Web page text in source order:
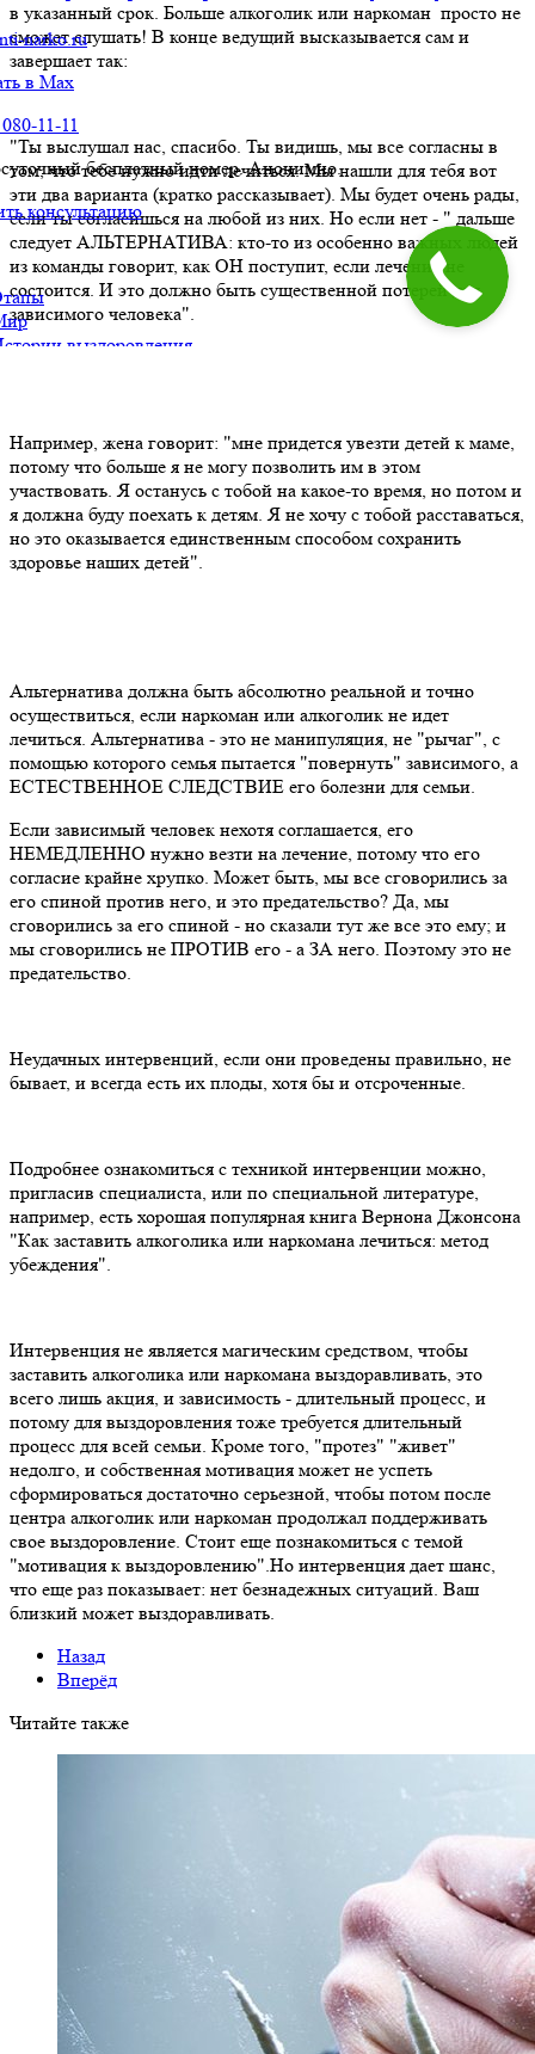
в указанный срок. Больше алкоголик или наркоман просто не
сможет слушать! В конце ведущий высказывается сам и
завершает так:
"Ты выслушал нас, спасибо. Ты видишь, мы все согласны в
том, что тебе нужно идти лечиться. Мы нашли для тебя вот
эти два варианта (кратко рассказывает). Мы будет очень рады,
если ты согласишься на любой из них. Но если нет - " дальше
следует АЛЬТЕРНАТИВА: кто-то из особенно важных людей
из команды говорит, как ОН поступит, если лечение не
состоится. И это должно быть существенной потерей для
зависимого человека".
Например, жена говорит: "мне придется увезти детей к маме,
потому что больше я не могу позволить им в этом
участвовать. Я останусь с тобой на какое-то время, но потом и
я должна буду поехать к детям. Я не хочу с тобой расставаться,
но это оказывается единственным способом сохранить
здоровье наших детей".
Альтернатива должна быть абсолютно реальной и точно
осуществиться, если наркоман или алкоголик не идет
лечиться. Альтернатива - это не манипуляция, не "рычаг", с
помощью которого семья пытается "повернуть" зависимого, а
ЕСТЕСТВЕННОЕ СЛЕДСТВИЕ его болезни для семьи.
Если зависимый человек нехотя соглашается, его
НЕМЕДЛЕННО нужно везти на лечение, потому что его
согласие крайне хрупко. Может быть, мы все сговорились за
его спиной против него, и это предательство? Да, мы
сговорились за его спиной - но сказали тут же все это ему; и
мы сговорились не ПРОТИВ его - а ЗА него. Поэтому это не
предательство.
Неудачных интервенций, если они проведены правильно, не
бывает, и всегда есть их плоды, хотя бы и отсроченные.
Подробнее ознакомиться с техникой интервенции можно,
пригласив специалиста, или по специальной литературе,
например, есть хорошая популярная книга Вернона Джонсона
"Как заставить алкоголика или наркомана лечиться: метод
убеждения".
Интервенция не является магическим средством, чтобы
заставить алкоголика или наркомана выздоравливать, это
всего лишь акция, и зависимость - длительный процесс, и
потому для выздоровления тоже требуется длительный
процесс для всей семьи. Кроме того, "протез" "живет"
недолго, и собственная мотивация может не успеть
сформироваться достаточно серьезной, чтобы потом после
центра алкоголик или наркоман продолжал поддерживать
свое выздоровление. Стоит еще познакомиться с темой
"мотивация к выздоровлению".Но интервенция дает шанс,
что еще раз показывает: нет безнадежных ситуаций. Ваш
близкий может выздоравливать.
Назад
Вперёд
Читайте также